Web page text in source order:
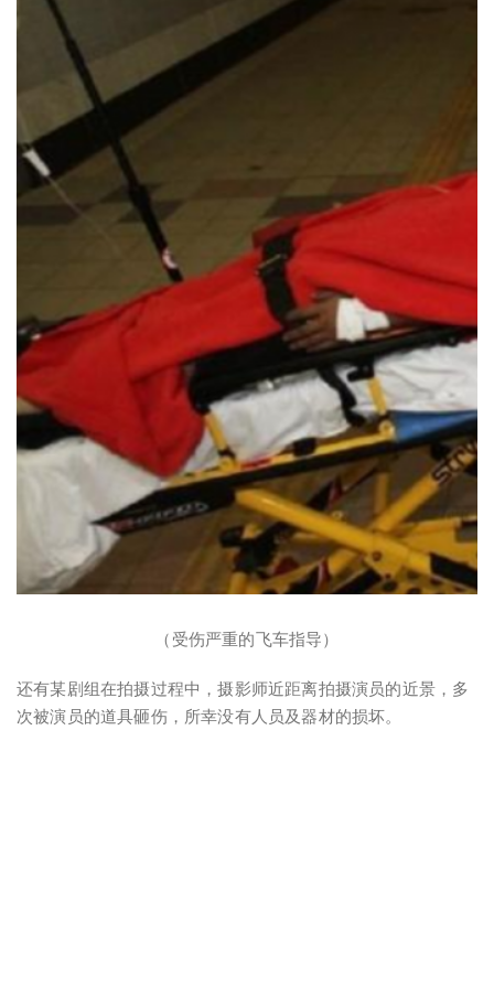
（受伤严重的飞车指导）
还有某剧组在拍摄过程中，摄影师近距离拍摄演员的近景，多
次被演员的道具砸伤，所幸没有人员及器材的损坏。